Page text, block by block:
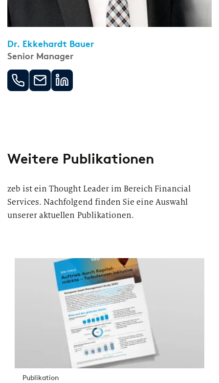
Dr. Ekkehardt Bauer
Senior Manager
Weitere Publikationen
zeb ist ein Thought Leader im Bereich Financial
Services. Nachfolgend finden Sie eine Auswahl
unserer aktuellen Publikationen.
Publikation